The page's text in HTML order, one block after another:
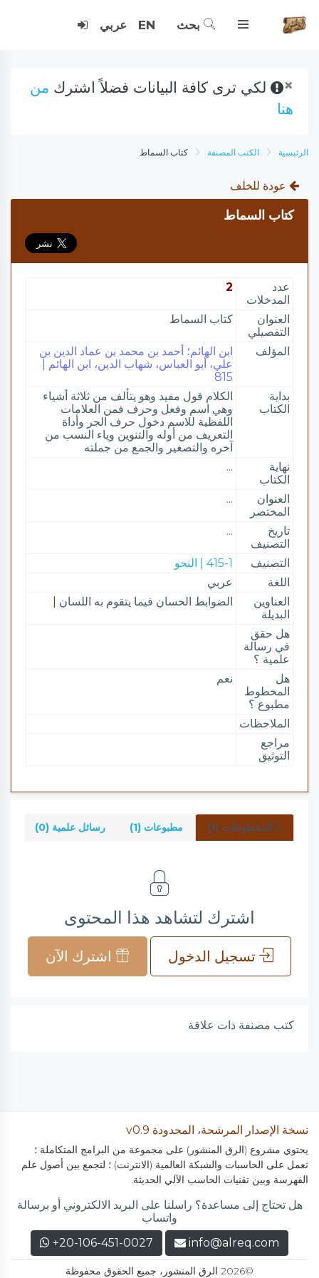
بحث EN عربي
× لكي ترى كافة البيانات فضلاً اشترك من
هنا
الرئيسية الكتب المصنفة كتاب السماط
عودة للخلف
كتاب السماط
عدد
المدخلات
2
العنوان
التفصيلي
كتاب السماط
المؤلف
ابن الهائم؛ أحمد بن محمد بن عماد الدين بن
علي، أبو العباس، شهاب الدين، ابن الهائم |
815
بداية
الكتاب
الكلام قول مفيد وهو يتألف من ثلاثة أشياء
وهي اسم وفعل وحرف فمن العلامات
اللفظية للاسم دخول حرف الجر وأداة
التعريف من أوله والتنوين وياء النسب من
آخره والتصغير والجمع من جملته
نهاية
الكتاب
...
العنوان
المختصر
...
تاريخ
التصنيف
...
التصنيف
415-1 | النحو
اللغة
عربي
العناوين
البديلة
الضوابط الحسان فيما يتقوم به اللسان
هل حقق
في رسالة
علمية ؟
هل
المخطوط
مطبوع ؟
نعم
الملاحظات
مراجع
التوثيق
المخطوطات (1) مطبوعات (1) رسائل علمية (0)
اشترك لتشاهد هذا المحتوى
تسجيل الدخول اشترك الآن
كتب مصنفة ذات علاقة
نسخة الإصدار المرشحة، المحدودة v0.9
يحتوي مشروع (الرق المنشور) على مجموعة من البرامج المتكاملة ؛
تعمل على الحاسبات والشبكة العالمية (الانترنت) ؛ لتجمع بين أصول علم
الفهرسة وبين تقنيات الحاسب الآلي الحديثة.
هل تحتاج إلى مساعدة؟ راسلنا على البريد الالكتروني أو برسالة
واتساب
info@alreq.com
+20-106-451-0027
©2026 الرق المنشور، جميع الحقوق محفوظة